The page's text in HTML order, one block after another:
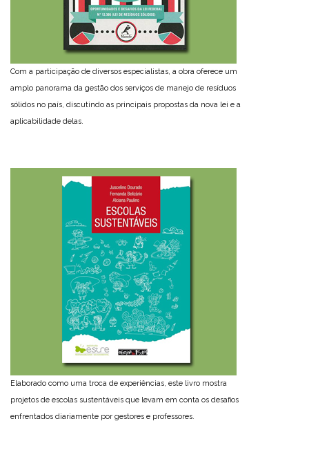
Com a participação de diversos especialistas, a obra oferece um
amplo panorama da gestão dos serviços de manejo de resíduos
sólidos no país, discutindo as principais propostas da nova lei e a
aplicabilidade delas.
Elaborado como uma troca de experiências, este livro mostra
projetos de escolas sustentáveis que levam em conta os desafios
enfrentados diariamente por gestores e professores.